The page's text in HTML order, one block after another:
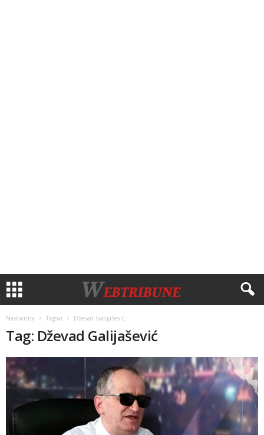
Naslovnica Tagovi Dževad Galijašević
Tag: Dževad Galijašević